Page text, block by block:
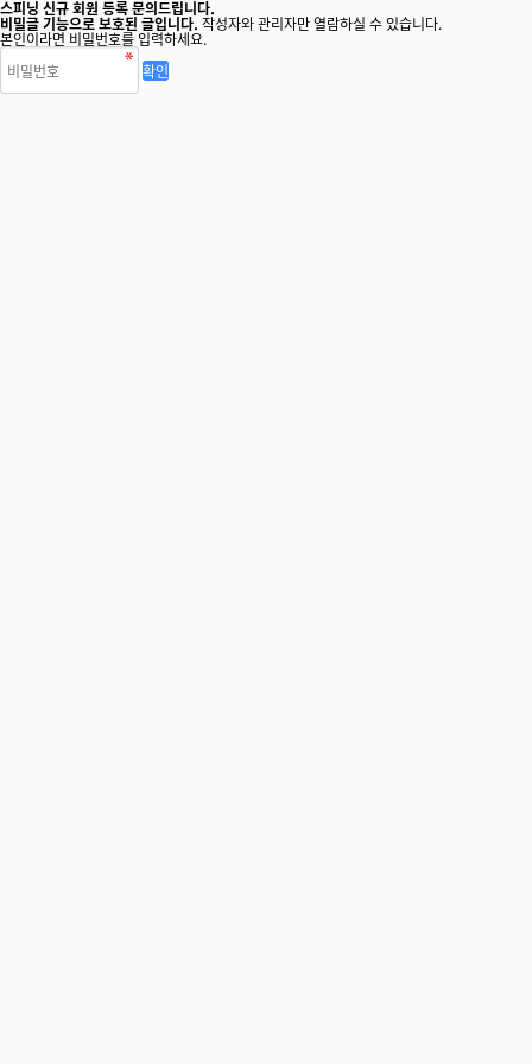
스피닝 신규 회원 등록 문의드립니다.
비밀글 기능으로 보호된 글입니다. 작성자와 관리자만 열람하실 수 있습니다.
본인이라면 비밀번호를 입력하세요.